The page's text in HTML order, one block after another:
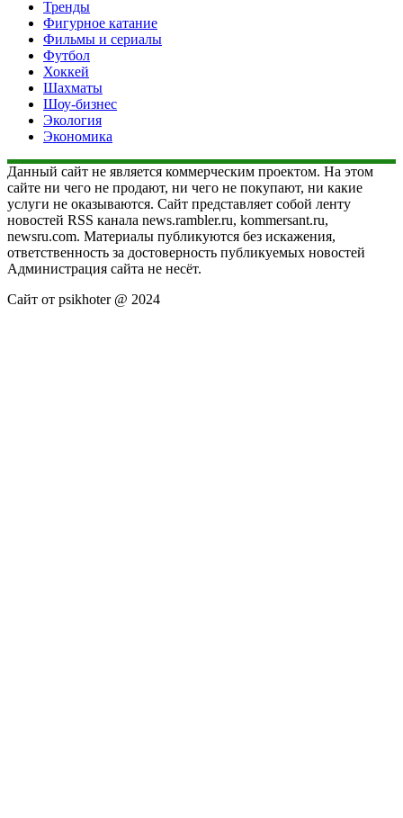
Тренды
Фигурное катание
Фильмы и сериалы
Футбол
Хоккей
Шахматы
Шоу-бизнес
Экология
Экономика
Данный сайт не является коммерческим проектом. На этом
сайте ни чего не продают, ни чего не покупают, ни какие
услуги не оказываются. Сайт представляет собой ленту
новостей RSS канала news.rambler.ru, kommersant.ru,
newsru.com. Материалы публикуются без искажения,
ответственность за достоверность публикуемых новостей
Администрация сайта не несёт.
Сайт от psikhoter @ 2024